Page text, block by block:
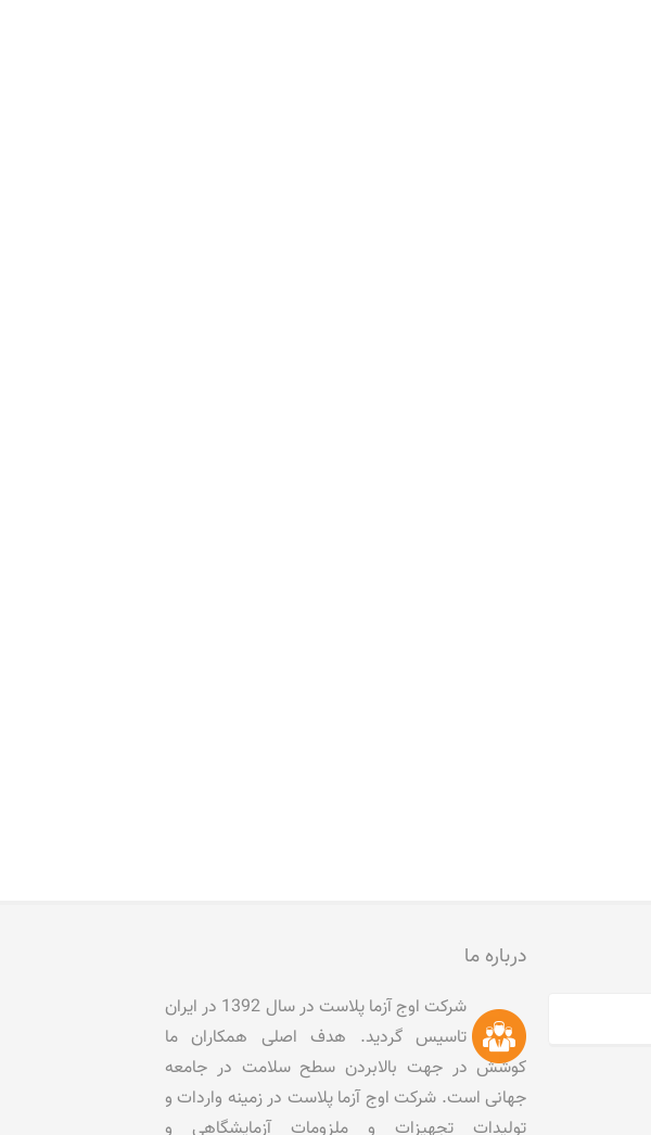
درباره ما
شرکت اوج آزما پلاست در سال 1392 در ایران
تاسیس گردید. هدف اصلی همکاران ما
کوشش در جهت بالابردن سطح سلامت در جامعه
جهانی است. شرکت اوج آزما پلاست در زمینه واردات و
تولیدات تجهیزات و ملزومات آزمایشگاهی و